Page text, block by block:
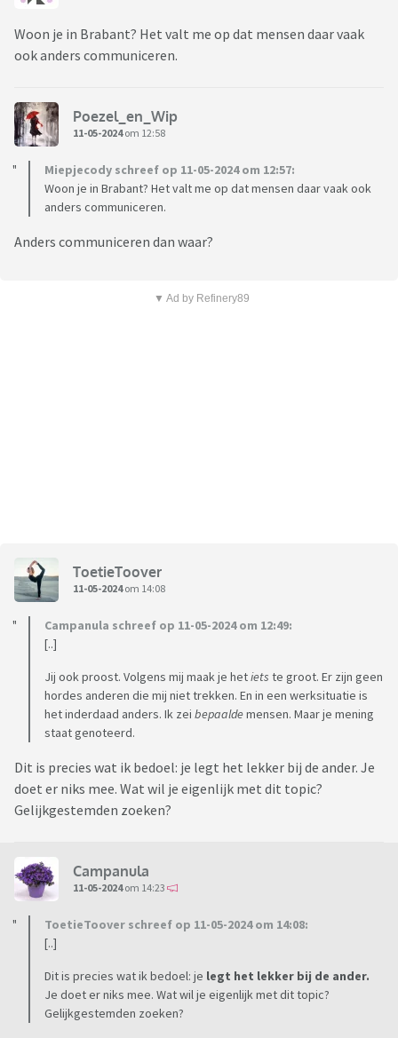
Woon je in Brabant? Het valt me op dat mensen daar vaak
ook anders communiceren.
Poezel_en_Wip
11-05-2024om 12:58
Miepjecody schreef op 11-05-2024 om 12:57:
Woon je in Brabant? Het valt me op dat mensen daar vaak ook
anders communiceren.
Anders communiceren dan waar?
▼ Ad by Refinery89
ToetieToover
11-05-2024om 14:08
Campanula schreef op 11-05-2024 om 12:49:
[..]
Jij ook proost. Volgens mij maak je hetiets te groot. Er zijn geen
hordes anderen die mij niet trekken. En in een werksituatie is
het inderdaad anders. Ik zei bepaaldemensen. Maar je mening
staat genoteerd.
Dit is precies wat ik bedoel: je legt het lekker bij de ander. Je
doet er niks mee. Wat wil je eigenlijk met dit topic?
Gelijkgestemden zoeken?
Campanula
11-05-2024om 14:23
ToetieToover schreef op 11-05-2024 om 14:08:
[..]
Dit is precies wat ik bedoel: je legt het lekker bij de ander.
Je doet er niks mee. Wat wil je eigenlijk met dit topic?
Gelijkgestemden zoeken?